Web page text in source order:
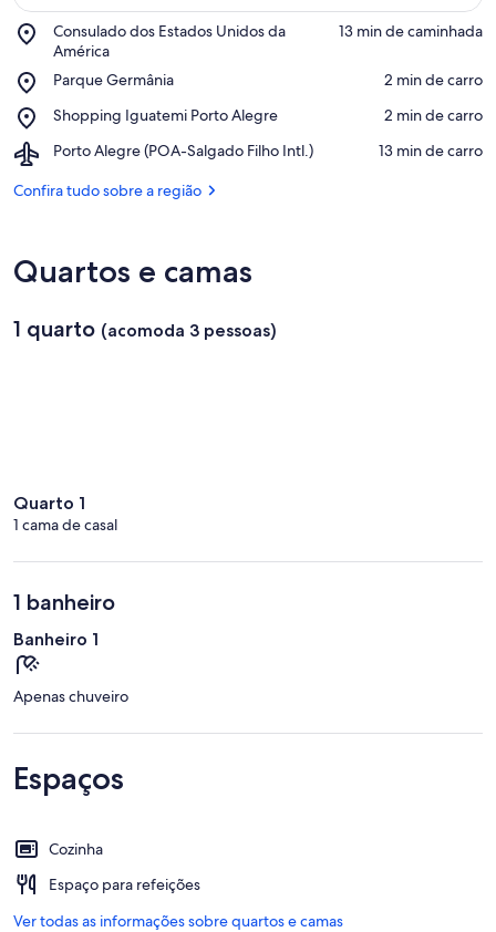
Consulado dos Estados Unidos da
América
Place,
Consulado
dos
Estados
Unidos
América
‪13 min de caminhada‬
Parque Germânia
Place,
Germânia
‪2 min de carro‬
Shopping Iguatemi Porto Alegre
Place,
Iguatemi
Alegre
‪2 min de carro‬
Porto Alegre (POA-Salgado Filho Intl.)
Airport,
Alegre
Intl.)
‪13 min de carro‬
Confira tudo sobre a região
Quartos e camas
1 quarto (acomoda 3 pessoas)
Quarto 1
1 cama de casal
1 banheiro
Banheiro 1
Apenas chuveiro
Espaços
Cozinha
Espaço para refeições
Ver todas as informações sobre quartos e camas